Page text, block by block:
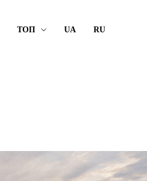
ТОП UA RU